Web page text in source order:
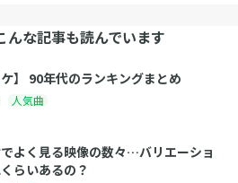
んな記事も読んでいます
ケ】 90年代のランキングまとめ
人気曲
よく見る映像の数々…バリエーショ
らいあるの？